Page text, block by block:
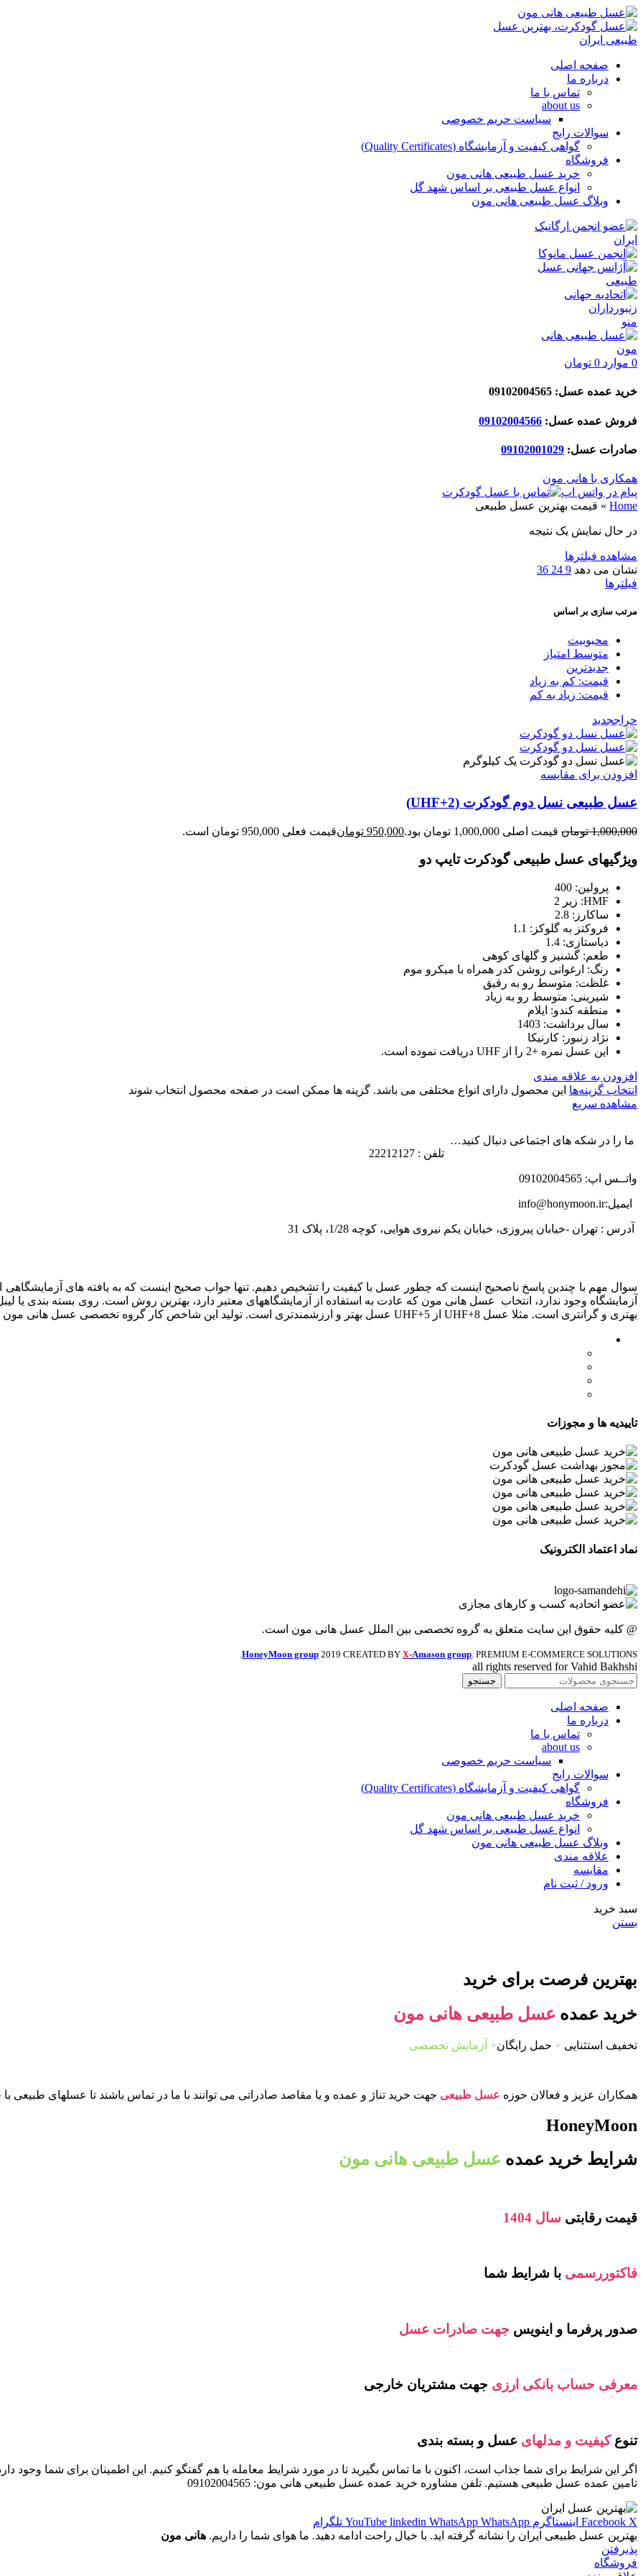
صفحه اصلی
درباره ما
تماس با ما
about us
سیاست حریم خصوصی
سوالات رایج
گواهی کیفیت و آزمایشگاه (Quality Certificates)
فروشگاه
خرید عسل طبیعی هانی مون
انواع عسل طبیعی بر اساس شهد گل
وبلاگ عسل طبیعی هانی مون
منو
0 موارد 0 تومان
خرید عمده عسل: 09102004565
فروش عمده عسل: 09102004566
صادرات عسل: 09102001029
همکاری با هانی مون
پیام در واتس اپ
Home
» قیمت بهترین عسل طبیعی
در حال نمایش یک نتیجه
مشاهده فیلترها
نشان می دهد 9
24
36
فیلترها
مرتب سازی بر اساس
محبوبیت
متوسط امتیاز
جدیدترین
قیمت: کم به زیاد
قیمت: زیاد به کم
حراججدید
یک کیلوگرم
افزودن برای مقایسه
عسل طبیعی نسل دوم گودکرت (UHF+2)
1,000,000 تومان قیمت اصلی 1,000,000 تومان بود. 950,000 تومانقیمت فعلی 950,000 تومان است.
ویژگیهای عسل طبیعی گودکرت تایپ دو
پرولین: 400
HMF: زیر 2
ساکارز: 2.8
فروکتز به گلوکز: 1.1
دیاستازی: 1.4
طعم: گشنیز و گلهای کوهی
رنگ: ارغوانی روشن کدر همراه با میکرو موم
غلظت: متوسط رو به رقیق
شیرینی: متوسط رو به زیاد
منطقه کندو: ایلام
سال برداشت: 1403
نژاد زنبور: کارنیکا
این عسل نمره +2 را از UHF دریافت نموده است.
افزودن به علاقه مندی
انتخاب گزینه‌ها این محصول دارای انواع مختلفی می باشد. گزینه ها ممکن است در صفحه محصول انتخاب شوند
مشاهده سریع
ما را در شکه های اجتماعی دنبال کنید…
تلفن : 22212127
واتــس اپ: 09102004565
ایمیل:info@honymoon.ir
آدرس : تهران -خیابان پیروزی، خیابان یکم نیروی هوایی، کوچه 1/28، پلاک 31
سوال مهم با چندین پاسخ ناصحیح اینست که چطور عسل با کیفیت را تشخیص دهیم. تنها جواب صحیح اینست که به یافته های آزمایشگاهی
بهتری و گرانتری است. مثلا عسل UHF+8 از UHF+5 عسل بهتر و ارزشمندتری است. تولید این شاخص کار گروه تخصصی عسل هانی مون است.
تاییدیه ها و مجوزات
نماد اعتماد الکترونیک
@ کلیه حقوق این سایت متعلق به گروه تخصصی بین الملل عسل هانی مون است.
HoneyMoon group 2019 CREATED BY X-Amason group . PREMIUM E-COMMERCE SOLUTIONS.
all rights reserved for Vahid Bakhshi
جستجو
صفحه اصلی
درباره ما
تماس با ما
about us
سیاست حریم خصوصی
سوالات رایج
گواهی کیفیت و آزمایشگاه (Quality Certificates)
فروشگاه
خرید عسل طبیعی هانی مون
انواع عسل طبیعی بر اساس شهد گل
وبلاگ عسل طبیعی هانی مون
علاقه مندی
مقایسه
ورود / ثبت نام
سبد خرید
بستن
بهترین فرصت برای خرید
خرید عمده عسل طبیعی هانی مون
تخفیف استثنایی + حمل رایگان+ آزمایش تخصصی
همکاران عزیز و فعالان حوزه عسل طبیعی جهت خرید تناژ و عمده و یا مقاصد صادراتی می توانند با ما در تماس باشند تا عسلهای
HoneyMoon
شرایط خرید عمده عسل طبیعی هانی مون
قیمت رقابتی سال 1404
فاکتوررسمی با شرایط شما
صدور پرفرما و اینویس جهت صادرات عسل
معرفی حساب بانکی ارزی جهت مشتریان خارجی
تنوعکیفیت و مدلهای عسل و بسته بندی
اگر این شرایط برای شما جذاب است، اکنون با ما تماس بگیرید تا در مورد شرایط معامله با هم گفتگو کنیم. این اطمینان برای شما وجود
تامین عمده عسل طبیعی هستیم. تلفن مشاوره خرید عمده عسل طبیعی هانی مون: 09102004565
Facebook X اینستاگرم YouTube linkedin WhatsApp WhatsApp
تلگرام
بهترین عسل طبیعی ایران را نشانه گرفته اید. با خیال راحت ادامه دهید. ما هوای شما را داریم. هانی مون
پذیرفتن
فروشگاه